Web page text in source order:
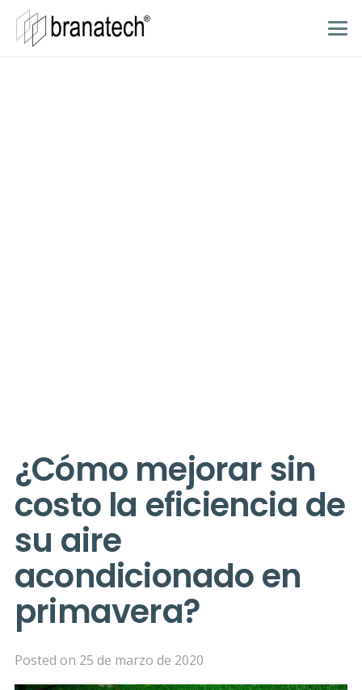
¿Cómo mejorar sin
costo la eficiencia de
su aire
acondicionado en
primavera?
Posted on 25 de marzo de 2020